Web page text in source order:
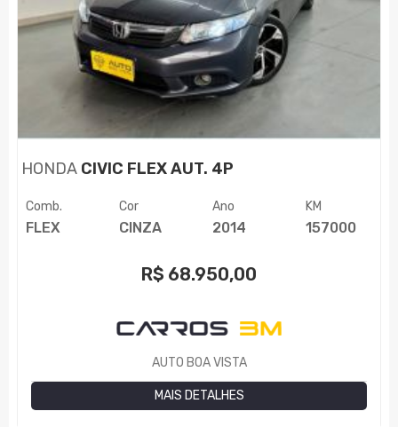
HONDA CIVIC FLEX AUT. 4P
Comb.
FLEX
Cor
CINZA
Ano
2014
KM
157000
R$ 68.950,00
AUTO BOA VISTA
MAIS DETALHES